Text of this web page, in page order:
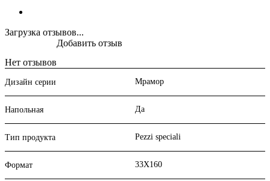
Загрузка отзывов...
Нет отзывов
Добавить отзыв
Дизайн серии Мрамор
Напольная Да
Тип продукта Pezzi speciali
Формат 33X160